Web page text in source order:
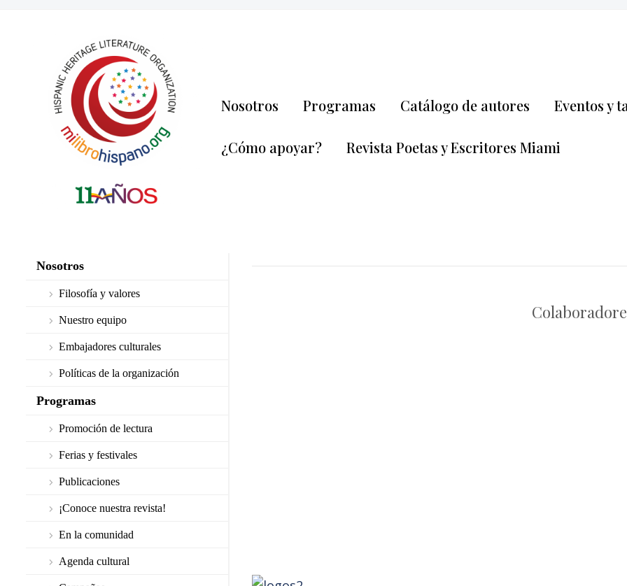
Nosotros Programas Catálogo de autores Eventos y
¿Cómo apoyar? Revista Poetas y Escritores Miami
Nosotros
Filosofía y valores
Nuestro equipo
Embajadores culturales
Políticas de la organización
Programas
Promoción de lectura
Ferias y festivales
Publicaciones
¡Conoce nuestra revista!
En la comunidad
Agenda cultural